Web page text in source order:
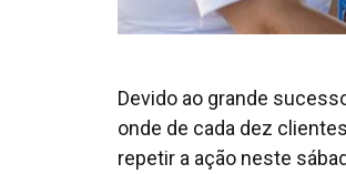
Devido ao grande
onde de cada dez
repetir a ação neste